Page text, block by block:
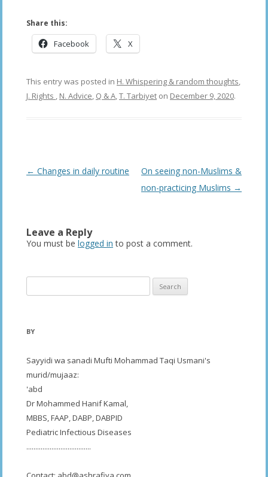
Share this:
Facebook X
This entry was posted in H. Whispering & random thoughts,
J. Rights , N. Advice, Q & A,T. Tarbiyet on December 9, 2020.
Post
← Changes in daily routine
On seeing non-Muslims &
non-practicing Muslims →
Leave a Reply
You must be logged in to post a comment.
for:
BY
Sayyidi wa sanadi Mufti Mohammad Taqi Usmani's
murid/mujaaz:
'abd
Dr Mohammed Hanif Kamal,
MBBS, FAAP, DABP, DABPID
Pediatric Infectious Diseases
....................................